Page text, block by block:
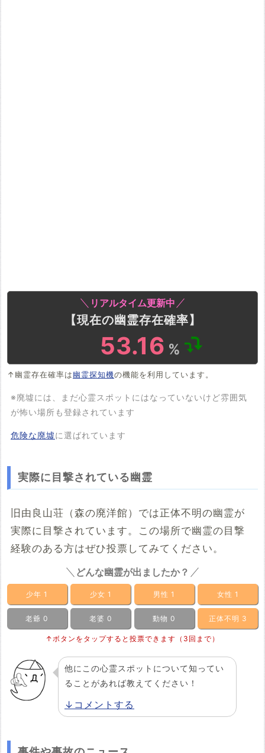
リアルタイム更新中
【現在の幽霊存在確率】
52.27 %
↑幽霊存在確率は幽霊探知機の機能を利用しています。
※廃墟には、まだ心霊スポットにはなっていないけど雰囲気
が怖い場所も登録されています
危険な廃墟に選ばれています
実際に目撃されている幽霊
旧由良山荘（森の廃洋館）では正体不明の幽霊が
実際に目撃されています。この場所で幽霊の目撃
経験のある方はぜひ投票してみてください。
どんな幽霊が出ましたか？
少年 1 少女 1 男性 1 女性 1
老爺 0 老婆 0 動物 0 正体不明 3
↑ボタンをタップすると投票できます（3回まで）
他にこの心霊スポットについて知ってい
ることがあれば教えてください！
↓コメントする